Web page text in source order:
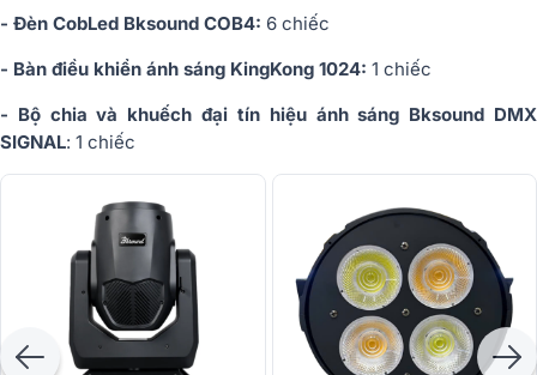
- Đèn CobLed Bksound COB4: 6 chiếc
- Bàn điều khiển ánh sáng KingKong 1024: 1 chiếc
- Bộ chia và khuếch đại tín hiệu ánh sáng Bksound DMX
SIGNAL: 1 chiếc